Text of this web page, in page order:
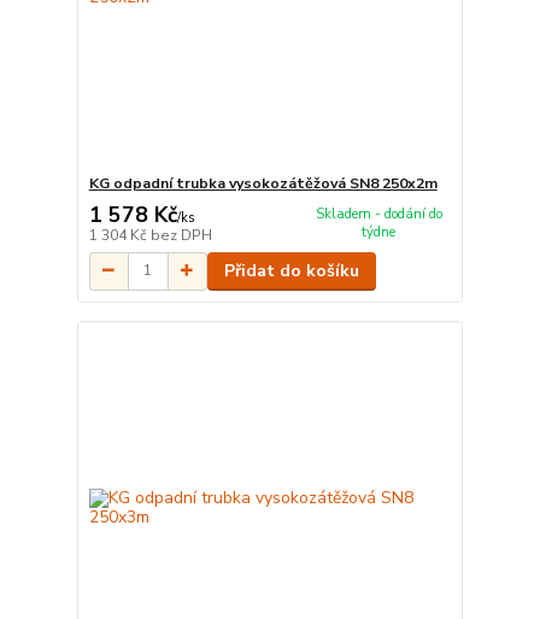
KG odpadní trubka vysokozátěžová SN8 250x2m
1 578 Kč/ks
1 304 Kč bez DPH
Skladem - dodání do
týdne
Přidat do košíku